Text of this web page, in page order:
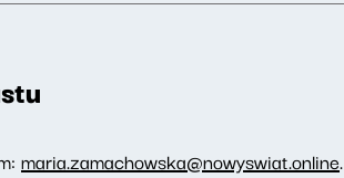
maria.zamachowska@nowyswiat.online.